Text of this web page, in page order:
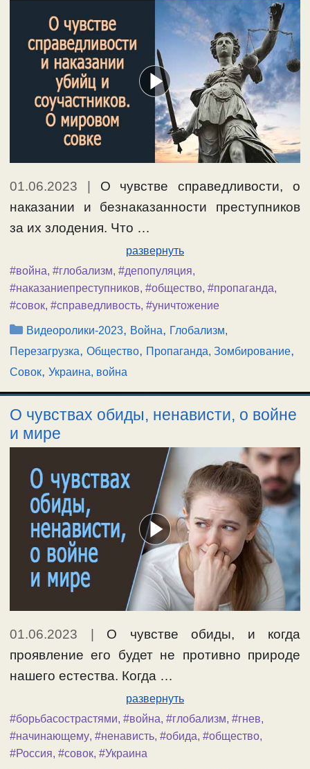
01.06.2023
О чувстве справедливости, о
наказании и безнаказанности преступников
за их злодения. Что …
развернуть
#война, #глобализм, #депопуляция,
#наказаниепреступников, #общество, #пропаганда,
#совок, #справедливость, #уничтожение
Рубрики
Видеоролики-2023, Война, Глобализм,
Перезагрузка, Общество, Пропаганда, Зомбирование,
Совок, Украина, война
О чувствах обиды, ненависти, о войне
и мире
01.06.2023 | О чувстве обиды, и когда
проявление его будет не противно природе
нашего естества. Когда …
развернуть
#борьбасострастями, #война, #глобализм, #гнев,
#начинающему, #ненависть, #обида, #общество,
#Россия, #совок, #Украина